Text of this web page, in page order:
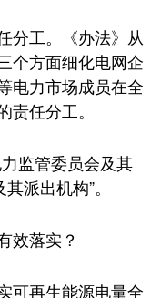
分工。《办法》从
个方面细化电网企
电力市场成员在全
任分工。
监管委员会及其
派出机构”。
效落实？
可再生能源电量全